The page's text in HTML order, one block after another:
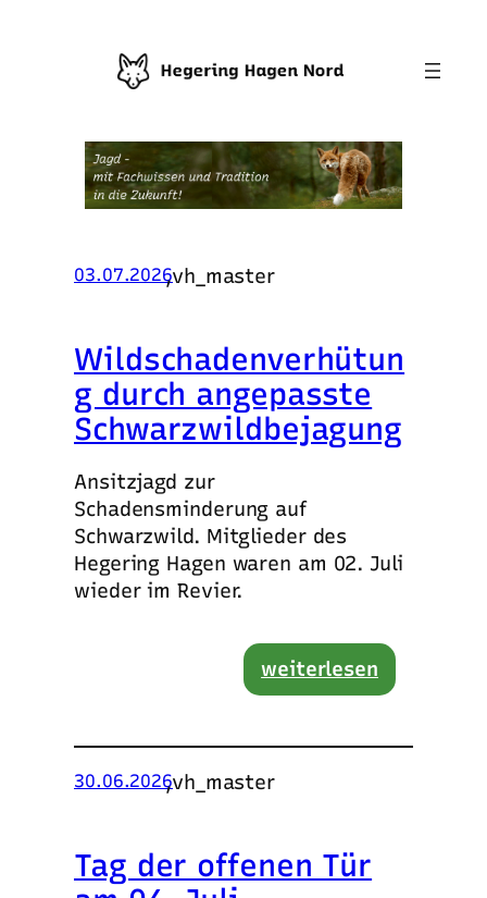
03.07.2026
,vh_master
Wildschadenverhütun
g durch angepasste
Schwarzwildbejagung
Ansitzjagd zur
Schadensminderung auf
Schwarzwild. Mitglieder des
Hegering Hagen waren am 02. Juli
wieder im Revier.
weiterlesen
30.06.2026
,vh_master
Tag der offenen Tür